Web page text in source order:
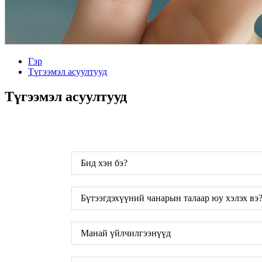
Гэр
Түгээмэл асуултууд
Түгээмэл асуултууд
Бид хэн бэ?
Бүтээгдэхүүний чанарын талаар юу хэлэх вэ?
Манай үйлчилгээнүүд